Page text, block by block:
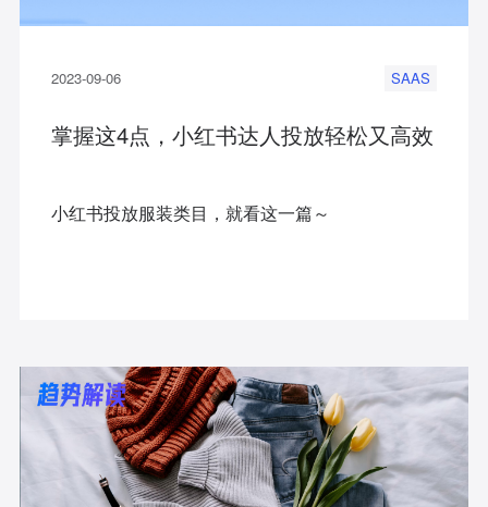
2023-09-06 SAAS
掌握这4点，小红书达人投放轻松又高效
小红书投放服装类目，就看这一篇～